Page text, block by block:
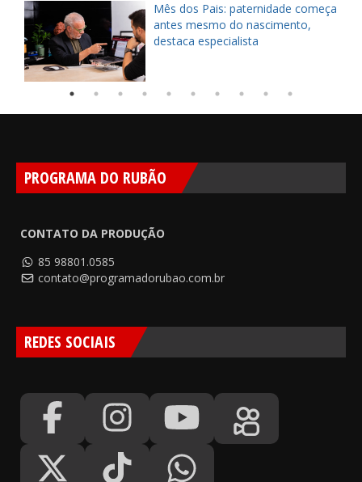
Mês dos Pais: paternidade começa
antes mesmo do nascimento,
destaca especialista
PROGRAMA DO RUBÃO
CONTATO DA PRODUÇÃO
85 98801.0585
contato@programadorubao.com.br
REDES SOCIAIS